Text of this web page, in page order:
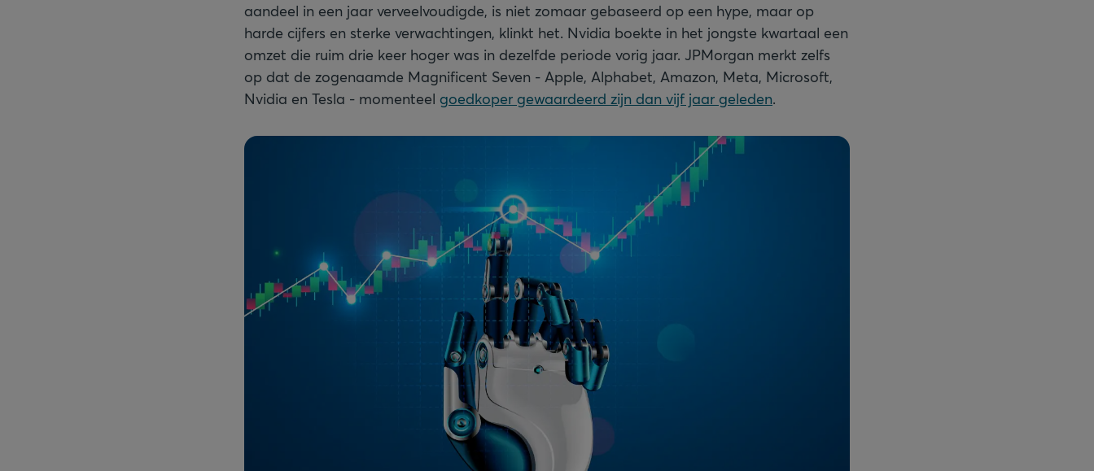
aandeel in een jaar verveelvoudigde, is niet zomaar gebaseerd op een hype, maar op
harde cijfers en sterke verwachtingen, klinkt het. Nvidia boekte in het jongste kwartaal een
omzet die ruim drie keer hoger was in dezelfde periode vorig jaar. JPMorgan merkt zelfs
op dat de zogenaamde Magnificent Seven - Apple, Alphabet, Amazon, Meta, Microsoft,
Nvidia en Tesla - momenteel goedkoper gewaardeerd zijn dan vijf jaar geleden.